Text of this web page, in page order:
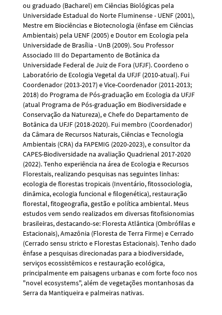
ou graduado (Bacharel) em Ciências Biológicas pela
Universidade Estadual do Norte Fluminense - UENF (2001),
Mestre em Biociências e Biotecnologia (ênfase em Ciências
Ambientais) pela UENF (2005) e Doutor em Ecologia pela
Universidade de Brasília - UnB (2009). Sou Professor
Associado III do Departamento de Botânica da
Universidade Federal de Juiz de Fora (UFJF). Coordeno o
Laboratório de Ecologia Vegetal da UFJF (2010-atual). Fui
Coordenador (2013-2017) e Vice-Coordenador (2011-2013;
2018) do Programa de Pós-graduação em Ecologia da UFJF
(atual Programa de Pós-graduação em Biodiversidade e
Conservação da Natureza), e Chefe do Departamento de
Botânica da UFJF (2018-2020). Fui membro (Coordenador)
da Câmara de Recursos Naturais, Ciências e Tecnologia
Ambientais (CRA) da FAPEMIG (2020-2023), e consultor da
CAPES-Biodiversidade na avaliação Quadrienal 2017-2020
(2022). Tenho experiência na área de Ecologia e Recursos
Florestais, realizando pesquisas nas seguintes linhas:
ecologia de florestas tropicais (Inventário, fitossociologia,
dinâmica, ecologia funcional e filogenética), restauração
florestal, fitogeografia, gestão e política ambiental. Meus
estudos vem sendo realizados em diversas fitofisionomias
brasileiras, destacando-se: Floresta Atlântica (Ombrófilas e
Estacionais), Amazônia (Floresta de Terra Firme) e Cerrado
(Cerrado sensu stricto e Florestas Estacionais). Tenho dado
ênfase a pesquisas direcionadas para a biodiversidade,
serviços ecossistêmicos e restauração ecológica,
principalmente em paisagens urbanas e com forte foco nos
"novel ecosystems", além de vegetações montanhosas da
Serra da Mantiqueira e palmeiras nativas.